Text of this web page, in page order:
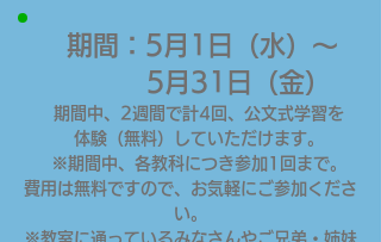
期間：5月1日（水）～
5月31日（金）
期間中、 2週間で計4回 、公文式学習を
体験（無料）していただけます。
※期間中、各教科につき参加1回まで。
費用は無料ですので、お気軽にご参加くださ
い。
※教室に通っているみなさんやご兄弟・姉妹